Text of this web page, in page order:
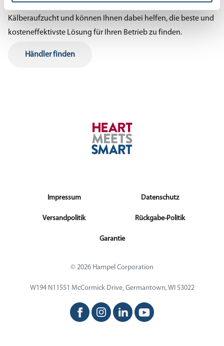
Unsere Händler verstehen die Herausforderungen der
Kälberaufzucht und können Ihnen dabei helfen, die beste und
kosteneffektivste Lösung für Ihren Betrieb zu finden.
Händler finden
Impressum Datenschutz
Versandpolitik Rückgabe-Politik
Garantie
© 2026 Hampel Corporation
W194 N11551 McCormick Drive, Germantown, WI 53022